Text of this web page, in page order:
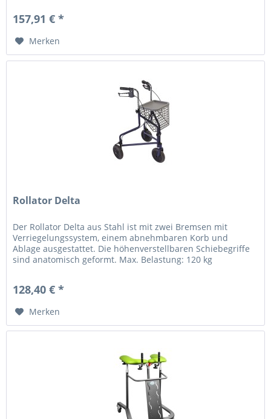
157,91 € *
Merken
Rollator Delta
Der Rollator Delta aus Stahl ist mit zwei Bremsen mit
Verriegelungssystem, einem abnehmbaren Korb und
Ablage ausgestattet. Die höhenverstellbaren Schiebegriffe
sind anatomisch geformt. Max. Belastung: 120 kg
128,40 € *
Merken